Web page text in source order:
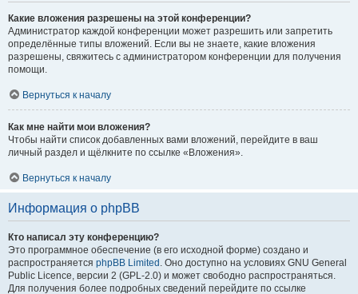
Какие вложения разрешены на этой конференции?
Администратор каждой конференции может разрешить или запретить
определённые типы вложений. Если вы не знаете, какие вложения
разрешены, свяжитесь с администратором конференции для получения
помощи.
Вернуться к началу
Как мне найти мои вложения?
Чтобы найти список добавленных вами вложений, перейдите в ваш
личный раздел и щёлкните по ссылке «Вложения».
Вернуться к началу
Информация о phpBB
Кто написал эту конференцию?
Это программное обеспечение (в его исходной форме) создано и
распространяется phpBB Limited . Оно доступно на условиях GNU General
Public Licence, версии 2 (GPL-2.0) и может свободно распространяться.
Для получения более подробных сведений перейдите по ссылке